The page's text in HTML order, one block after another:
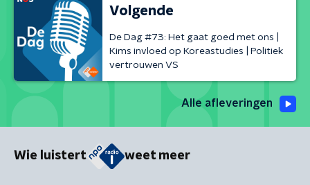
Volgende
De Dag #73: Het gaat goed met ons |
Kims invloed op Koreastudies | Politiek
vertrouwen VS
Alle afleveringen
Wie luistert weet meer